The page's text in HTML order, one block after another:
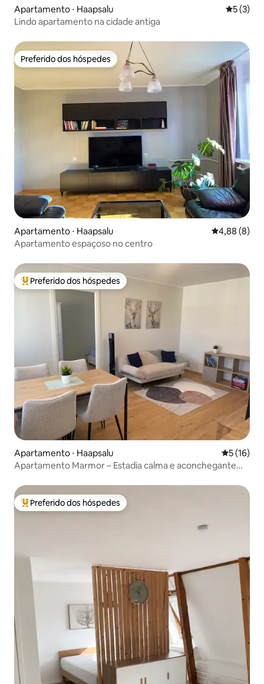
Apartamento ⋅ Haapsalu 5 de
5 (3)
Lindo apartamento na cidade antiga
Preferido dos hóspedes
Preferido dos hóspedes
Apartamento ⋅ Haapsalu 4,88 de uma
4,88 (8)
Apartamento espaçoso no centro
Entre os melhores preferidos dos hóspedes
Preferido dos hóspedes
Apartamento ⋅ Haapsalu 5 de uma
5 (16)
Apartamento Marmor – Estadia calma e aconchegante
Entre os melhores preferidos dos hóspedes
Preferido dos hóspedes